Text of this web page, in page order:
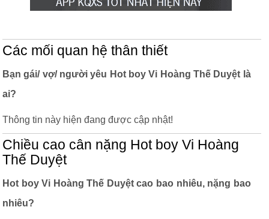
Các mối quan hệ thân thiết
Bạn gái/ vợ/ người yêu Hot boy Vi Hoàng Thế Duyệt là
ai?
Thông tin này hiện đang được cập nhật!
Chiều cao cân nặng Hot boy Vi Hoàng
Thế Duyệt
Hot boy Vi Hoàng Thế Duyệt cao bao nhiêu, nặng bao
nhiêu?